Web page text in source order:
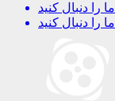
ما را دنبال کنید
ما را دنبال کنید